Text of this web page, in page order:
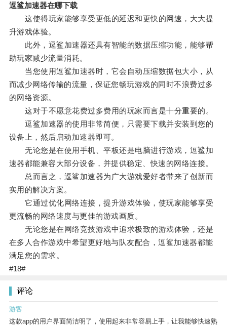
逗鲨加速器在哪下载
这使得玩家能够享受更低的延迟和更快的网速，大大提
升游戏体验。
此外，逗鲨加速器还具有智能的数据压缩功能，能够帮
助玩家减少流量消耗。
当您使用逗鲨加速器时，它会自动压缩数据包大小，从
而减少网络传输的流量，保证您畅玩游戏的同时不浪费过多
的网络资源。
这对于不愿意花费过多费用的玩家而言是十分重要的。
逗鲨加速器的使用非常简便，只需要下载并安装到您的
设备上，然后启动加速器即可。
无论您是在使用手机、平板还是电脑进行游戏，逗鲨加
速器都能兼容大部分设备，并提供稳定、快速的网络连接。
总而言之，逗鲨加速器为广大游戏爱好者带来了创新而
实用的解决方案。
它通过优化网络连接，提升游戏体验，使玩家能够享受
更流畅的网络速度与更佳的游戏画质。
无论您是在网络竞技游戏中追求极致的游戏体验，还是
在多人合作游戏中希望更好地与队友配合，逗鲨加速器都能
满足您的需求。
#18#
评论
游客
这款app的用户界面简洁明了，使用起来非常容易上手，让我能够快速熟